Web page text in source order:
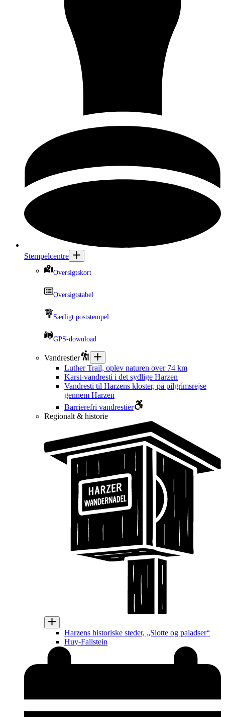
Stempelcentre
Oversigtskort
Oversigtstabel
Særligt poststempel
GPS-download
Vandrestier
Luther Trail, oplev naturen over 74 km
Karst-vandresti i det sydlige Harzen
Vandresti til Harzens kloster, på pilgrimsrejse
gennem Harzen
Barrierefri vandrestier
Regionalt & historie
Harzens historiske steder, „Slotte og paladser“
Huy-Fallstein